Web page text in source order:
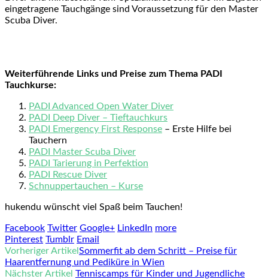
eingetragene Tauchgänge sind Voraussetzung für den Master
Scuba Diver.
Weiterführende Links und Preise zum Thema PADI
Tauchkurse:
PADI Advanced Open Water Diver
PADI Deep Diver – Tieftauchkurs
PADI Emergency First Response – Erste Hilfe bei
Tauchern
PADI Master Scuba Diver
PADI Tarierung in Perfektion
PADI Rescue Diver
Schnuppertauchen – Kurse
hukendu wünscht viel Spaß beim Tauchen!
Facebook Twitter Google+ LinkedIn more
Pinterest Tumblr Email
Vorheriger Artikel Sommerfit ab dem Schritt – Preise für
Haarentfernung und Pediküre in Wien
Nächster Artikel Tenniscamps für Kinder und Jugendliche